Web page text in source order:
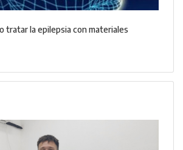
tratar la epilepsia con materiales